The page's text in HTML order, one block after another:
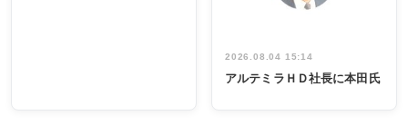
2026.08.04 15:14
アルテミラＨＤ社長に本田氏